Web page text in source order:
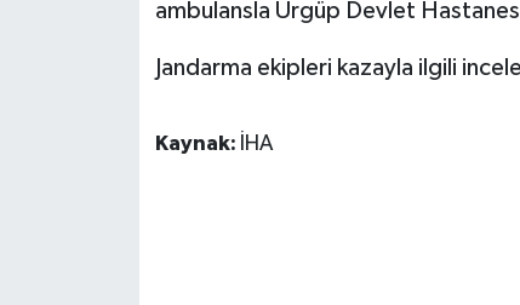
ambulansla Ürgüp Devlet
Jandarma ekipleri kazayla ilgili
Kaynak: İHA